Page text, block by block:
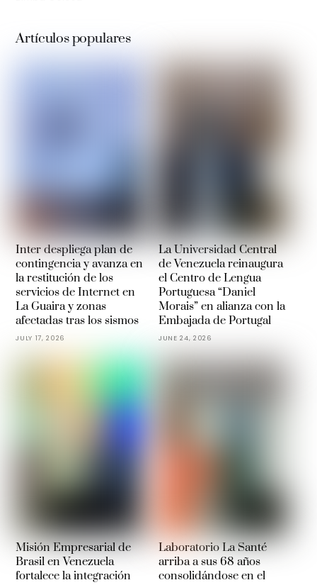
Artículos populares
Inter despliega plan de
contingencia y avanza en
la restitución de los
servicios de Internet en
La Guaira y zonas
afectadas tras los sismos
JULY 17, 2026
La Universidad Central
de Venezuela reinaugura
el Centro de Lengua
Portuguesa “Daniel
Morais” en alianza con la
Embajada de Portugal
JUNE 24, 2026
Misión Empresarial de
Brasil en Venezuela
fortalece la integración
Laboratorio La Santé
arriba a sus 68 años
consolidándose en el